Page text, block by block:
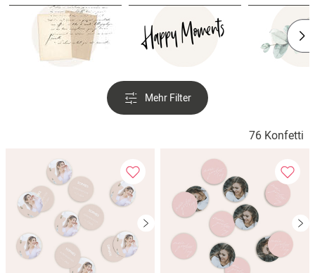
Mehr Filter
76 Konfetti